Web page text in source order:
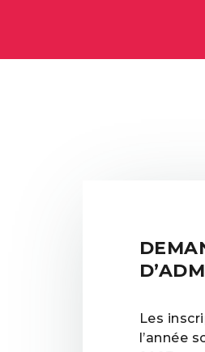
Les
l’année